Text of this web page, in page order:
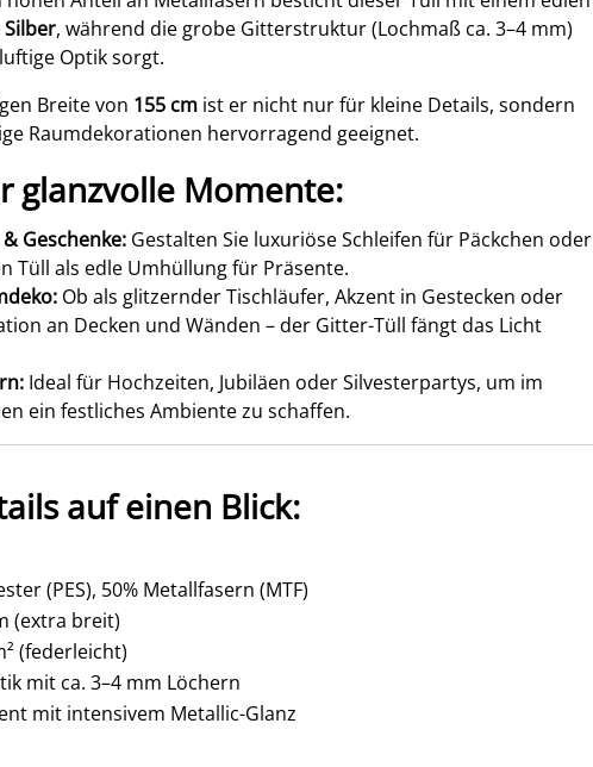
, während die grobe Gitterstruktur (Lochmaß ca. 3–4 mm)
Optik sorgt.
Breite von 155 cm ist er nicht nur für kleine Details, sondern
Raumdekorationen hervorragend geeignet.
glanzvolle Momente:
Geschenke: Gestalten Sie luxuriöse Schleifen für Päckchen oder
Tüll als edle Umhüllung für Präsente.
Ob als glitzernder Tischläufer, Akzent in Gestecken oder
an Decken und Wänden – der Gitter-Tüll fängt das Licht
Ideal für Hochzeiten, Jubiläen oder Silvesterpartys, um im
ein festliches Ambiente zu schaffen.
auf einen Blick:
(PES), 50% Metallfasern (MTF)
(extra breit)
(federleicht)
mit ca. 3–4 mm Löchern
mit intensivem Metallic-Glanz